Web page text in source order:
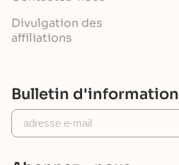
Bulletin d'information
Divulgation des
affiliations